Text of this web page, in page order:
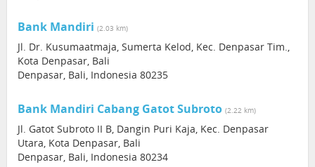
Bank Mandiri (2.03 km)
Jl. Dr. Kusumaatmaja, Sumerta Kelod, Kec. Denpasar Tim.,
Kota Denpasar, Bali
Denpasar, Bali, Indonesia 80235
Bank Mandiri Cabang Gatot Subroto (2.22 km)
Jl. Gatot Subroto II B, Dangin Puri Kaja, Kec. Denpasar
Utara, Kota Denpasar, Bali
Denpasar, Bali, Indonesia 80234